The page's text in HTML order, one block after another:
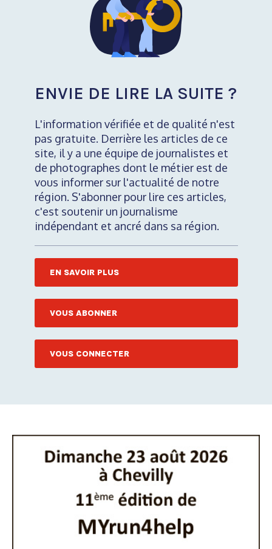
ENVIE DE LIRE LA SUITE ?
L'information vérifiée et de qualité n'est
pas gratuite. Derrière les articles de ce
site, il y a une équipe de journalistes et
de photographes dont le métier est de
vous informer sur l'actualité de notre
région. S'abonner pour lire ces articles,
c'est soutenir un journalisme
indépendant et ancré dans sa région.
EN SAVOIR PLUS
VOUS ABONNER
VOUS CONNECTER